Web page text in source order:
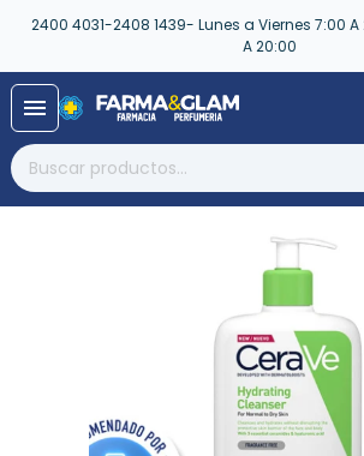
2400 4031-2408 1439- Lunes a Viernes 7:00
A 20:00
menu